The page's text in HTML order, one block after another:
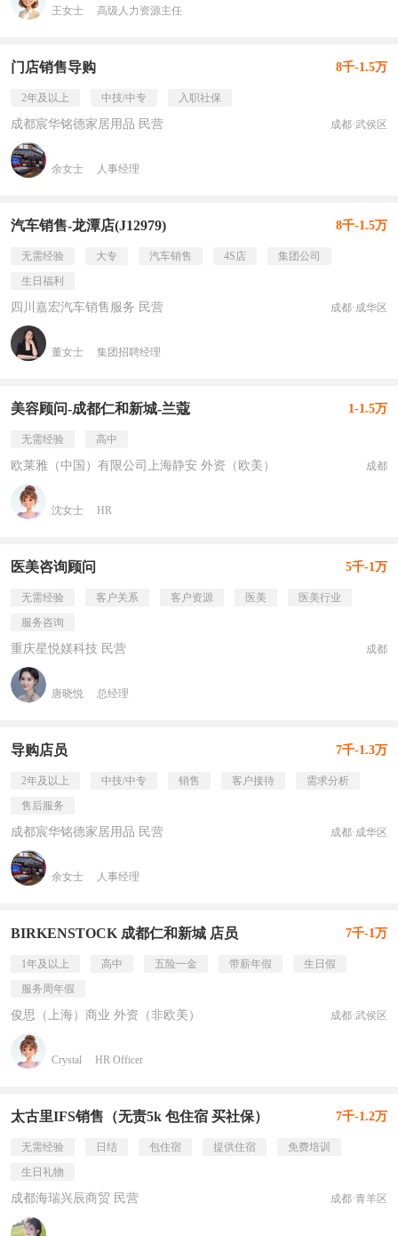
王女士 高级人力资源主任
门店销售导购 8千-1.5万
2年及以上 中技/中专 入职社保
成都宸华铭德家居用品 民营 成都·武侯区
余女士 人事经理
汽车销售-龙潭店(J12979) 8千-1.5万
无需经验 大专 汽车销售 4S店
集团公司
生日福利
四川嘉宏汽车销售服务 民营 成都·成华区
董女士 集团招聘经理
美容顾问-成都仁和新城-兰蔻 1-1.5万
无需经验 高中
欧莱雅（中国）有限公司上海静安 外资（欧美） 成都
沈女士 HR
医美咨询顾问 5千-1万
无需经验 客户关系 客户资源 医美
医美行业
服务咨询
重庆星悦媄科技 民营 成都
唐晓悦 总经理
导购店员 7千-1.3万
2年及以上 中技/中专 销售 客户接待
需求分析
售后服务
成都宸华铭德家居用品 民营 成都·成华区
余女士 人事经理
BIRKENSTOCK 成都仁和新城 店员 7千-1万
1年及以上 高中 五险一金 带薪年假
生日假
服务周年假
俊思（上海）商业 外资（非欧美） 成都·武侯区
Crystal HR Officer
太古里IFS销售（无责5k 包住宿 买社保） 7千-1.2万
无需经验 日结 包住宿 提供住宿
免费培训
生日礼物
成都海瑞兴辰商贸 民营 成都·青羊区